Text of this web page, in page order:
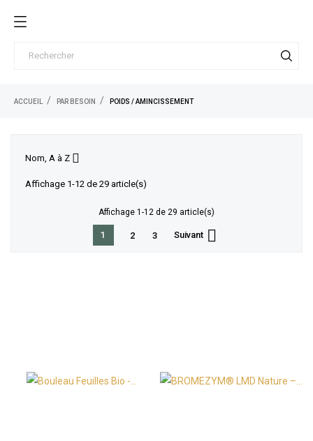
ACCUEIL PAR BESOIN POIDS / AMINCISSEMENT
Nom, A à Z 
Affichage 1-12 de 29 article(s)
Affichage 1-12 de 29 article(s)
1 2 3 Suivant 